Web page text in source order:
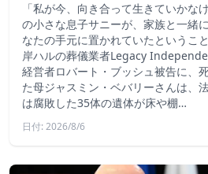
「私が今、向き合って生きていかな
の小さな息子サニーが、家族と一緒
なたの手元に置かれていたというこ
岸ハルの葬儀業者Legacy
経営者ロバート・ブッシュ被告に、
た母ジャスミン・ベバリーさんは、
は腐敗した35体の遺体が床や棚…
日付: 2026/8/6